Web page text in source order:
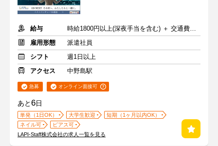
給与
時給1800円以上(深夜手当を含む) ＋ 交通費全額支給
雇用形態
派遣社員
シフト
週1日以上
アクセス
中野島駅
急募 オンライン面接可
あと6日
単発（1日OK） 大学生歓迎
短期（1ヶ月以内OK）
ネイル可
ピアス可
LAPI-Staff株式会社の求人一覧を見る